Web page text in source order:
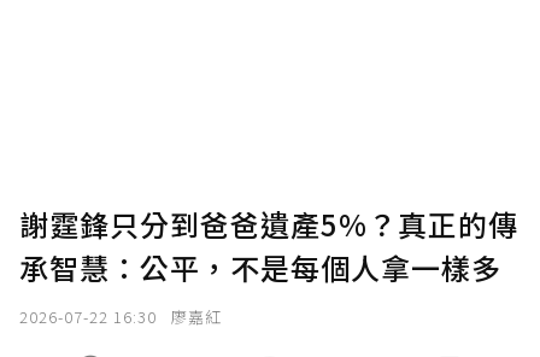
謝霆鋒只分到爸爸遺產5%？真正的傳
承智慧：公平，不是每個人拿一樣多
2026-07-22 16:30 廖嘉紅